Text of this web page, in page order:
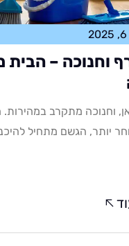
– הבית מוכן
מתקרב במהירות. השמש
מתחיל להיכנס דרך